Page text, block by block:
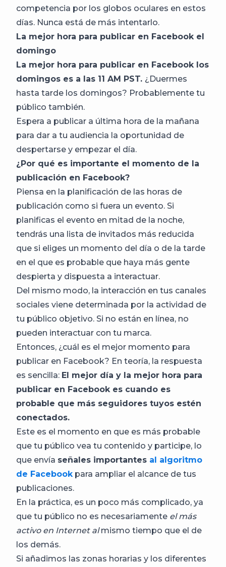
competencia por los globos oculares en estos
días. Nunca está de más intentarlo.
La mejor hora para publicar en Facebook el
domingo
La mejor hora para publicar en Facebook los
domingos es a las 11 AM PST. ¿Duermes
hasta tarde los domingos? Probablemente tu
público también.
Espera a publicar a última hora de la mañana
para dar a tu audiencia la oportunidad de
despertarse y empezar el día.
¿Por qué es importante el momento de la
publicación en Facebook?
Piensa en la planificación de las horas de
publicación como si fuera un evento. Si
planificas el evento en mitad de la noche,
tendrás una lista de invitados más reducida
que si eliges un momento del día o de la tarde
en el que es probable que haya más gente
despierta y dispuesta a interactuar.
Del mismo modo, la interacción en tus canales
sociales viene determinada por la actividad de
tu público objetivo. Si no están en línea, no
pueden interactuar con tu marca.
Entonces, ¿cuál es el mejor momento para
publicar en Facebook? En teoría, la respuesta
es sencilla: El mejor día y la mejor hora para
publicar en Facebook es cuando es
probable que más seguidores tuyos estén
conectados.
Este es el momento en que es más probable
que tu público vea tu contenido y participe, lo
que envía señales importantes al algoritmo
de Facebookpara ampliar el alcance de tus
publicaciones.
En la práctica, es un poco más complicado, ya
que tu público no es necesariamente el más
activo en Internet almismo tiempo que el de
los demás.
Si añadimos las zonas horarias y los diferentes